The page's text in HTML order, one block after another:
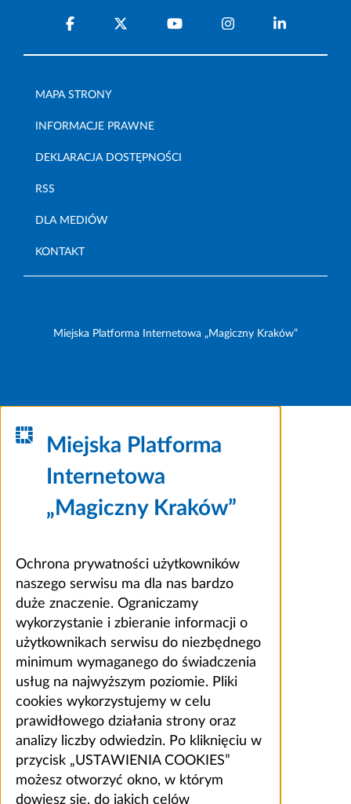
MAPA STRONY
INFORMACJE PRAWNE
DEKLARACJA DOSTĘPNOŚCI
RSS
DLA MEDIÓW
KONTAKT
Miejska Platforma Internetowa „Magiczny Kraków”
Miejska Platforma
Internetowa
„Magiczny Kraków”
Ochrona prywatności użytkowników
naszego serwisu ma dla nas bardzo
duże znaczenie. Ograniczamy
wykorzystanie i zbieranie informacji o
użytkownikach serwisu do niezbędnego
minimum wymaganego do świadczenia
usług na najwyższym poziomie. Pliki
cookies wykorzystujemy w celu
prawidłowego działania strony oraz
analizy liczby odwiedzin. Po kliknięciu w
przycisk „USTAWIENIA COOKIES”
możesz otworzyć okno, w którym
dowiesz się, do jakich celów